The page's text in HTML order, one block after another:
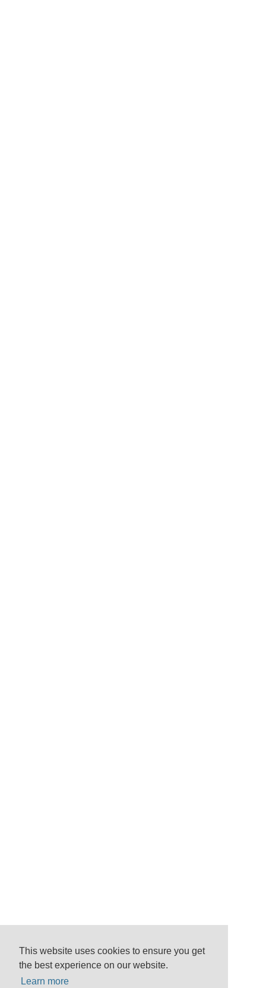
This website uses cookies to ensure you get
the best experience on our website.
Learn more